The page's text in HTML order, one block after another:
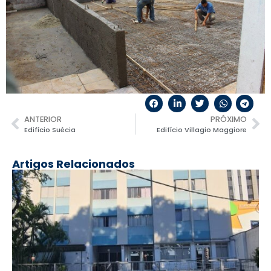
ANTERIOR
Edifício Suécia
PRÓXIMO
Edifício Villagio Maggiore
Artigos Relacionados